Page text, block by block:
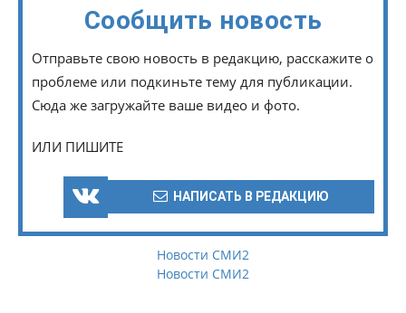
Сообщить новость
Отправьте свою новость в редакцию, расскажите о
проблеме или подкиньте тему для публикации.
Сюда же загружайте ваше видео и фото.
ИЛИ ПИШИТЕ
НАПИСАТЬ В РЕДАКЦИЮ
Новости СМИ2
Новости СМИ2